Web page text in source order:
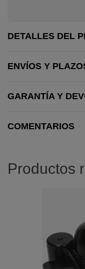
DETALLES DEL
ENVÍOS Y
GARANTÍA Y
COMENTARIOS
Productos